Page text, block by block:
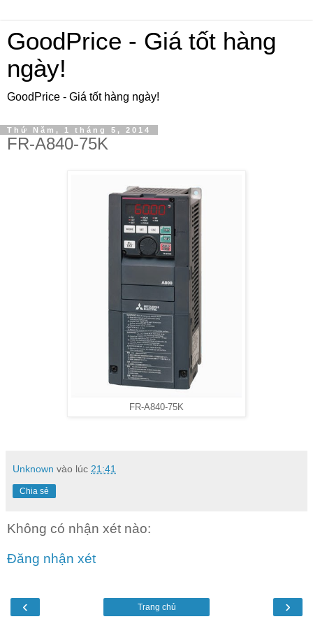
GoodPrice - Giá tốt hàng
ngày!
GoodPrice - Giá tốt hàng ngày!
Thứ Năm, 1 tháng 5, 2014
FR-A840-75K
FR-A840-75K
Unknown vào lúc 21:41
Chia sẻ
Không có nhận xét nào:
Đăng nhận xét
‹ ›
Trang chủ